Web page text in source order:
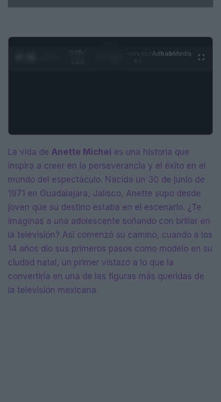
0:28 /
AdhubMedia
La vida de Anette Michel es una historia que
inspira a creer en la perseverancia y el éxito en el
mundo del espectáculo. Nacida un 30 de junio de
1971 en Guadalajara, Jalisco, Anette supo desde
joven que su destino estaba en el escenario. ¿Te
imaginas a una adolescente soñando con brillar en
la televisión? Así comenzó su camino, cuando a los
14 años dio sus primeros pasos como modelo en su
ciudad natal, un primer vistazo a lo que la
convertiría en una de las figuras más queridas de
la televisión mexicana.